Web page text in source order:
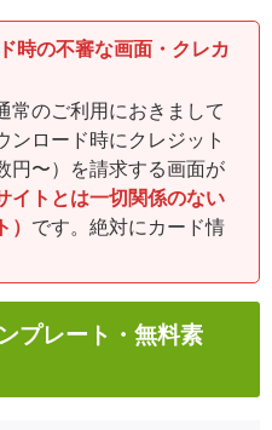
時の不審な画面・クレカ
常のご利用におきまして
ンロード時にクレジット
円〜）を請求する画面が
イトとは一切関係のない
です。絶対にカード情
プレート・無料素